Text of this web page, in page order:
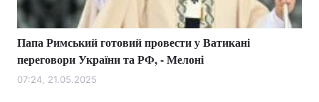
Папа Римський готовий провести у Ватикані
переговори України та РФ, - Мелоні
07:24, 21.05.2025